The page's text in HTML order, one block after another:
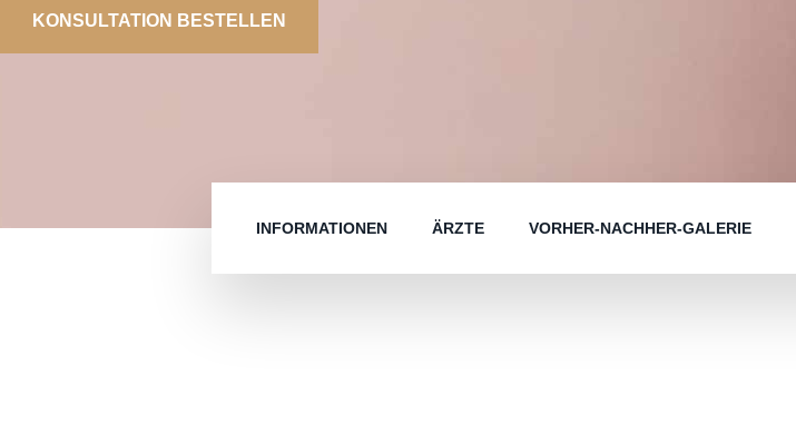
KONSULTATION BESTELLEN
INFORMATIONEN ÄRZTE VORHER-NACHHER-GALERIE